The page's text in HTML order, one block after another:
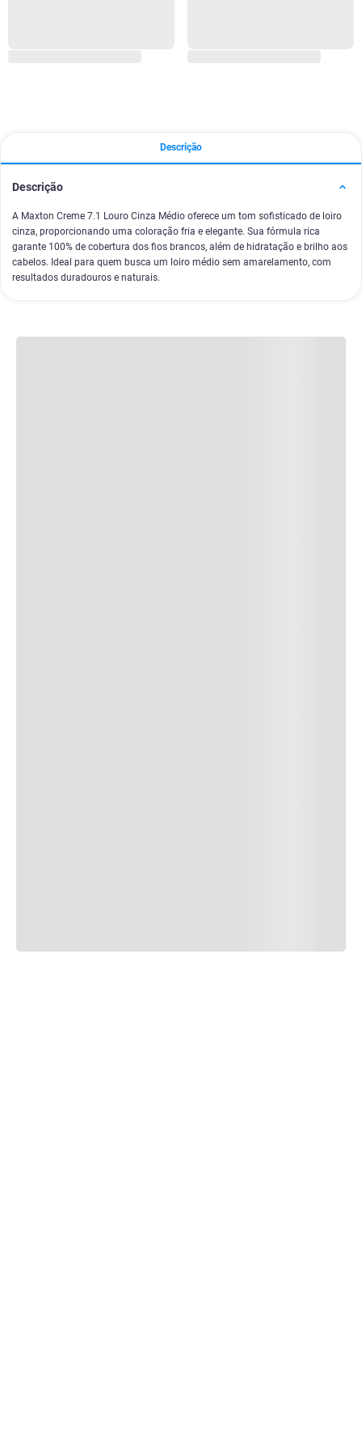
Descrição
Descrição
A Maxton Creme 7.1 Louro Cinza Médio oferece um tom sofisticado de loiro
cinza, proporcionando uma coloração fria e elegante. Sua fórmula rica
garante 100% de cobertura dos fios brancos, além de hidratação e brilho aos
cabelos. Ideal para quem busca um loiro médio sem amarelamento, com
resultados duradouros e naturais.